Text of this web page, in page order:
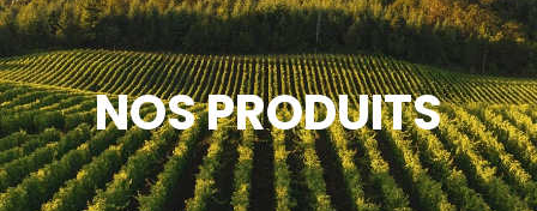
NOS PRODUITS